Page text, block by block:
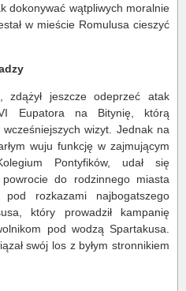
dokonywać wątpliwych moralnie
w mieście Romulusa cieszyć
zdążył jeszcze odeprzeć atak
Eupatora na Bitynię, którą
wizyt. Jednak na
wuju funkcję w zajmującym
Pontyfików, udał się
do rodzinnego miasta
pod rozkazami najbogatszego
który prowadził kampanię
pod wodzą Spartakusa.
swój los z byłym stronnikiem